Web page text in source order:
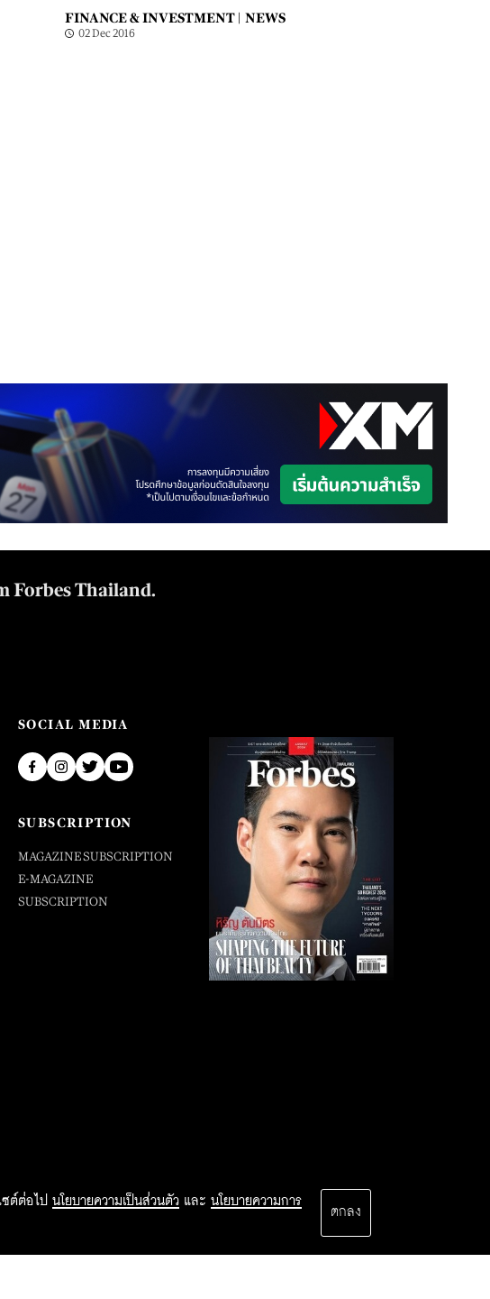
FINANCE & INVESTMENT | NEWS
02 Dec 2016
ต์ต่อไป นโยบายความเป็นส่วนตัว และ นโยบายความการ
ตกลง
Forbes Thailand.
SOCIAL MEDIA
SUBSCRIPTION
MAGAZINE SUBSCRIPTION
E-MAGAZINE
SUBSCRIPTION